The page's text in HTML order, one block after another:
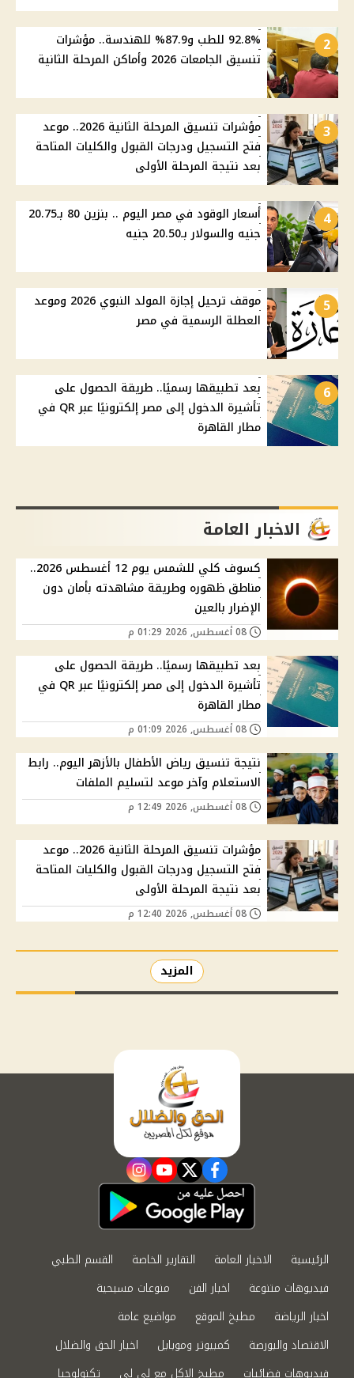
2
92.8% للطب و87.9% للهندسة.. مؤشرات
تنسيق الجامعات 2026 وأماكن المرحلة الثانية
3
مؤشرات تنسيق المرحلة الثانية 2026.. موعد
فتح التسجيل ودرجات القبول والكليات المتاحة
بعد نتيجة المرحلة الأولى
4
أسعار الوقود في مصر اليوم .. بنزين 80 بـ20.75
جنيه والسولار بـ20.50 جنيه
5
موقف ترحيل إجازة المولد النبوي 2026 وموعد
العطلة الرسمية في مصر
6
بعد تطبيقها رسميًا.. طريقة الحصول على
تأشيرة الدخول إلى مصر إلكترونيًا عبر QR في
مطار القاهرة
الاخبار العامة
كسوف كلي للشمس يوم 12 أغسطس 2026..
مناطق ظهوره وطريقة مشاهدته بأمان دون
الإضرار بالعين
بعد تطبيقها رسميًا.. طريقة الحصول على
تأشيرة الدخول إلى مصر إلكترونيًا عبر QR في
مطار القاهرة
نتيجة تنسيق رياض الأطفال بالأزهر اليوم.. رابط
الاستعلام وآخر موعد لتسليم الملفات
مؤشرات تنسيق المرحلة الثانية 2026.. موعد
فتح التسجيل ودرجات القبول والكليات المتاحة
بعد نتيجة المرحلة الأولى
المزيد
facebook
twitter
youtube
instagram
الرئيسية الاخبار العامة التقارير الخاصة
القسم الطبي
فيديوهات متنوعة
اخبار الفن
منوعات مسيحية
اخبار الرياضة
مطبخ الموقع
مواضيع عامة
الاقتصاد والبورصة
كمبيوتر وموبايل
اخبار الحق والضلال
فيديوهات فضائيات
مطبخ الاكل مع لى لى تكنولوجيا